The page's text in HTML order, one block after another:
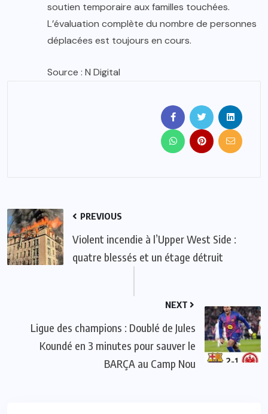
soutien temporaire aux familles touchées.
L’évaluation complète du nombre de personnes
déplacées est toujours en cours.
Source : N Digital
PREVIOUS
Violent incendie à l’Upper West Side :
quatre blessés et un étage détruit
NEXT
Ligue des champions : Doublé de Jules
Koundé en 3 minutes pour sauver le
BARÇA au Camp Nou